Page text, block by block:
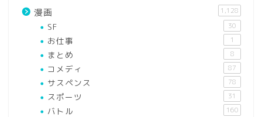
漫画 1,128
SF 30
お仕事 1
まとめ 8
コメディ 87
サスペンス 78
スポーツ 31
バトル 160